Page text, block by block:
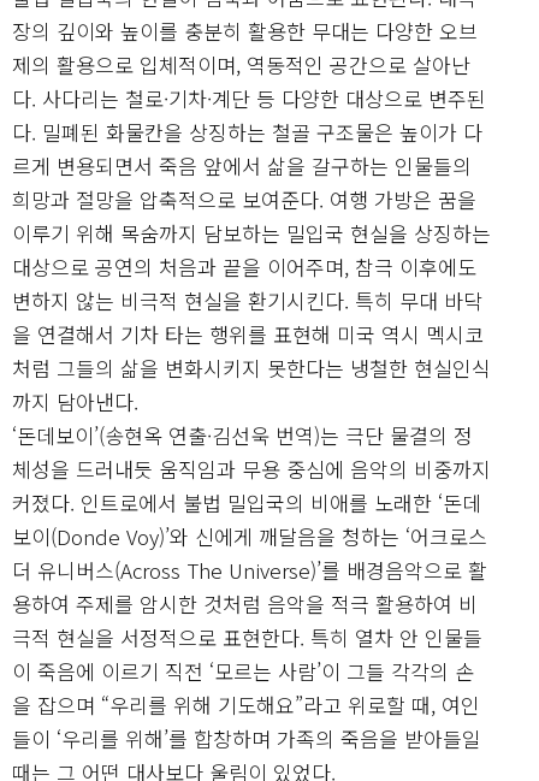
장의 깊이와 높이를 충분히 활용한 무대는 다양한 오브
제의 활용으로 입체적이며, 역동적인 공간으로 살아난
다. 사다리는 철로·기차·계단 등 다양한 대상으로 변주된
다. 밀폐된 화물칸을 상징하는 철골 구조물은 높이가 다
르게 변용되면서 죽음 앞에서 삶을 갈구하는 인물들의
희망과 절망을 압축적으로 보여준다. 여행 가방은 꿈을
이루기 위해 목숨까지 담보하는 밀입국 현실을 상징하는
대상으로 공연의 처음과 끝을 이어주며, 참극 이후에도
변하지 않는 비극적 현실을 환기시킨다. 특히 무대 바닥
을 연결해서 기차 타는 행위를 표현해 미국 역시 멕시코
처럼 그들의 삶을 변화시키지 못한다는 냉철한 현실인식
까지 담아낸다.
‘돈데보이’(송현옥 연출·김선욱 번역)는 극단 물결의 정
체성을 드러내듯 움직임과 무용 중심에 음악의 비중까지
커졌다. 인트로에서 불법 밀입국의 비애를 노래한 ‘돈데
보이(Donde Voy)’와 신에게 깨달음을 청하는 ‘어크로스
더 유니버스(Across The Universe)’를 배경음악으로 활
용하여 주제를 암시한 것처럼 음악을 적극 활용하여 비
극적 현실을 서정적으로 표현한다. 특히 열차 안 인물들
이 죽음에 이르기 직전 ‘모르는 사람’이 그들 각각의 손
을 잡으며 “우리를 위해 기도해요”라고 위로할 때, 여인
들이 ‘우리를 위해’를 합창하며 가족의 죽음을 받아들일
때는 그 어떤 대사보다 울림이 있었다.